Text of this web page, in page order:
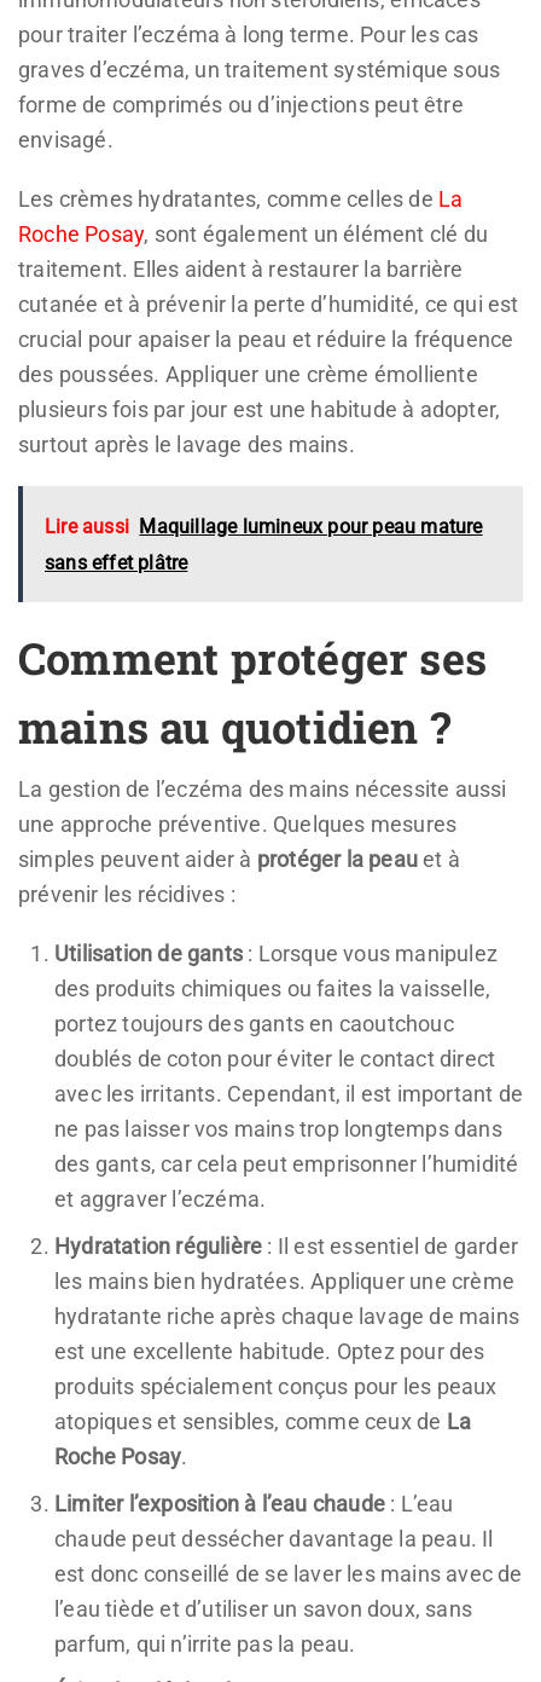
pour traiter l’eczéma à long terme. Pour les cas
graves d’eczéma, un traitement systémique sous
forme de comprimés ou d’injections peut être
envisagé.
Les crèmes hydratantes, comme celles de La
Roche Posay, sont également un élément clé du
traitement. Elles aident à restaurer la barrière
cutanée et à prévenir la perte d’humidité, ce qui est
crucial pour apaiser la peau et réduire la fréquence
des poussées. Appliquer une crème émolliente
plusieurs fois par jour est une habitude à adopter,
surtout après le lavage des mains.
Lire aussi Maquillage lumineux pour peau mature
sans effet plâtre
Comment protéger ses
mains au quotidien ?
La gestion de l’eczéma des mains nécessite aussi
une approche préventive. Quelques mesures
simples peuvent aider à protéger la peauet à
prévenir les récidives :
Utilisation de gants : Lorsque vous manipulez
des produits chimiques ou faites la vaisselle,
portez toujours des gants en caoutchouc
doublés de coton pour éviter le contact direct
avec les irritants. Cependant, il est important de
ne pas laisser vos mains trop longtemps dans
des gants, car cela peut emprisonner l’humidité
et aggraver l’eczéma.
Hydratation régulière : Il est essentiel de garder
les mains bien hydratées. Appliquer une crème
hydratante riche après chaque lavage de mains
est une excellente habitude. Optez pour des
produits spécialement conçus pour les peaux
atopiques et sensibles, comme ceux de La
Roche Posay.
Limiter l’exposition à l’eau chaude : L’eau
chaude peut dessécher davantage la peau. Il
est donc conseillé de se laver les mains avec de
l’eau tiède et d’utiliser un savon doux, sans
parfum, qui n’irrite pas la peau.